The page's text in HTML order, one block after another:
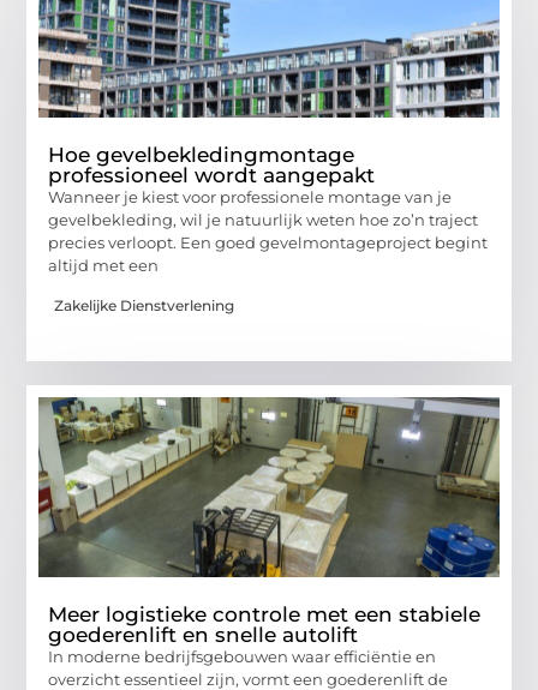
Hoe gevelbekledingmontage
professioneel wordt aangepakt
Wanneer je kiest voor professionele montage van je
gevelbekleding, wil je natuurlijk weten hoe zo’n traject
precies verloopt. Een goed gevelmontageproject begint
altijd met een
Zakelijke Dienstverlening
Meer logistieke controle met een stabiele
goederenlift en snelle autolift
In moderne bedrijfsgebouwen waar efficiëntie en
overzicht essentieel zijn, vormt een goederenlift de